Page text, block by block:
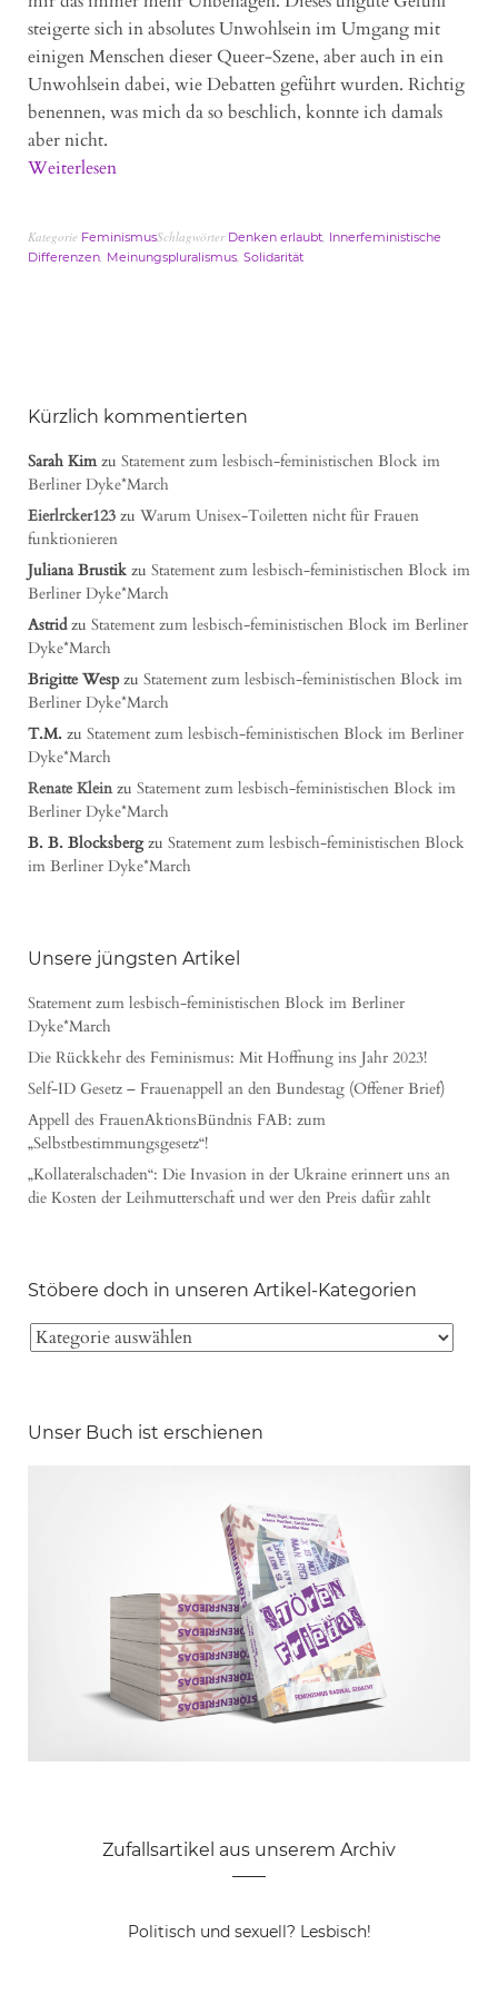
steigerte sich in absolutes Unwohlsein im Umgang mit
einigen Menschen dieser Queer-Szene, aber auch in ein
Unwohlsein dabei, wie Debatten geführt wurden. Richtig
benennen, was mich da so beschlich, konnte ich damals
aber nicht.
Weiterlesen
Kategorie FeminismusSchlagwörter Denken erlaubt, Innerfeministische
Differenzen, Meinungspluralismus, Solidarität
Kürzlich kommentierten
Sarah Kimzu Statement zum lesbisch-feministischen Block im
Berliner Dyke*March
Eierlrcker123 zu Warum Unisex-Toiletten nicht für Frauen
funktionieren
Juliana Brustik zu Statement zum lesbisch-feministischen Block im
Berliner Dyke*March
Astridzu Statement zum lesbisch-feministischen Block im Berliner
Dyke*March
Brigitte Wespzu Statement zum lesbisch-feministischen Block im
Berliner Dyke*March
T.M. zu Statement zum lesbisch-feministischen Block im Berliner
Dyke*March
Renate Kleinzu Statement zum lesbisch-feministischen Block im
Berliner Dyke*March
B. B. Blocksbergzu Statement zum lesbisch-feministischen Block
im Berliner Dyke*March
Unsere jüngsten Artikel
Statement zum lesbisch-feministischen Block im Berliner
Dyke*March
Die Rückkehr des Feminismus: Mit Hoffnung ins Jahr 2023!
Self-ID Gesetz – Frauenappell an den Bundestag (Offener Brief)
Appell des FrauenAktionsBündnis FAB: zum
„Selbstbestimmungsgesetz“!
„Kollateralschaden“: Die Invasion in der Ukraine erinnert uns an
die Kosten der Leihmutterschaft und wer den Preis dafür zahlt
Stöbere doch in unseren Artikel-Kategorien
Unser Buch ist erschienen
Zufallsartikel aus unserem Archiv
Politisch und sexuell? Lesbisch!
Das Phänomen Trump – und die